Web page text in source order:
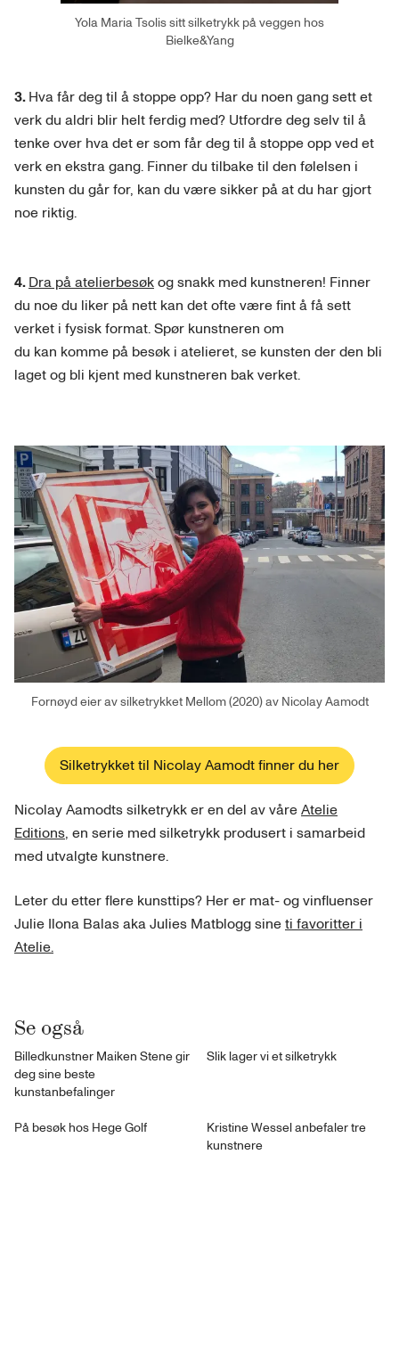
Yola Maria Tsolis sitt silketrykk på veggen hos
Bielke&Yang
3.Hva får deg til å stoppe opp? Har du noen gang sett et
verk du aldri blir helt ferdig med? Utfordre deg selv til å
tenke over hva det er som får deg til å stoppe opp ved et
verk en ekstra gang. Finner du tilbake til den følelsen i
kunsten du går for, kan du være sikker på at du har gjort
noe riktig.
4.Dra på atelierbesøkog snakk med kunstneren! Finner
du noe du liker på nett kan det ofte være fint å få sett
verket i fysisk format. Spør kunstneren om
du kan komme på besøk i atelieret, se kunsten der den bli
laget og bli kjent med kunstneren bak verket.
Fornøyd eier av silketrykket Mellom (2020) av Nicolay Aamodt
Silketrykket til Nicolay Aamodt finner du her
Nicolay Aamodts silketrykk er en del av våreAtelie
Editions, en serie med silketrykk produsert i samarbeid
med utvalgte kunstnere.
Leter du etter flere kunsttips? Her er mat- og vinfluenser
Julie Ilona Balas aka Julies Matblogg sineti favoritter i
Atelie.
Se også
Billedkunstner Maiken Stene gir
deg sine beste
kunstanbefalinger
Slik lager vi et silketrykk
På besøk hos Hege Golf
Kristine Wessel anbefaler tre
kunstnere